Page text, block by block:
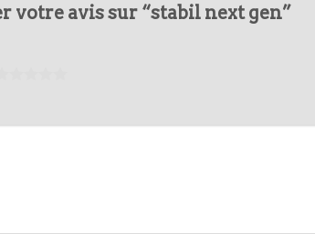
votre avis sur “stabil next gen”